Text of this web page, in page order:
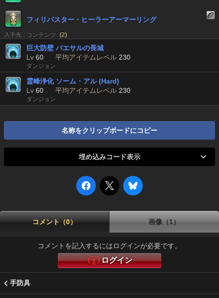
フィリバスター・ヒーラーアーマーリング
入手先 : コンテンツ (2)
巨大防壁 バエサルの長城
Lv 60 平均アイテムレベル 230
ダンジョン
霊峰浄化 ソーム・アル (Hard)
Lv 60 平均アイテムレベル 230
ダンジョン
名称をクリップボードにコピー
埋め込みコード表示
コメント（0） 画像（1）
コメントを記入するにはログインが必要です。
ログイン
手防具